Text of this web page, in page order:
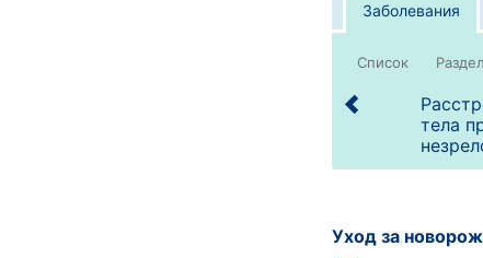
Заболевания
Список
тела
Уход за